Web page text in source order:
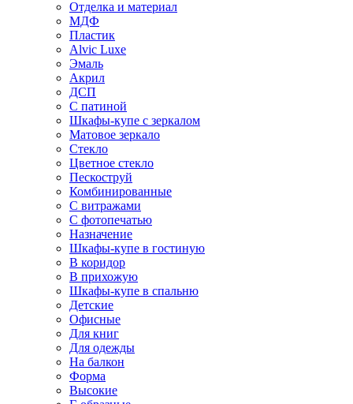
Отделка и материал
МДФ
Пластик
Alvic Luxe
Эмаль
Акрил
ДСП
С патиной
Шкафы-купе с зеркалом
Матовое зеркало
Стекло
Цветное стекло
Пескоструй
Комбинированные
С витражами
С фотопечатью
Назначение
Шкафы-купе в гостиную
В коридор
В прихожую
Шкафы-купе в спальню
Детские
Офисные
Для книг
Для одежды
На балкон
Форма
Высокие